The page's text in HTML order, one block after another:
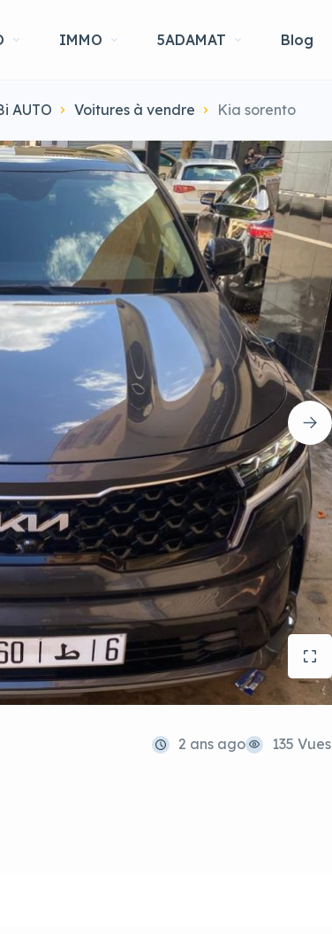
IMMO 5ADAMAT Blog
AUTO Voitures à vendre Kia sorento
2 ans ago 135 Vues